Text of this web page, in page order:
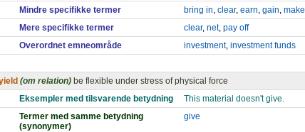
Mindre specifikke termer
bring in, clear, earn, gain, make
Mere specifikke termer
clear, net, pay off
Overordnet emneområde
investment, investment funds
(om relation) be flexible under stress of physical force
Eksempler med tilsvarende betydning
This material doesn't give.
Termer med samme betydning
(synonymer)
give